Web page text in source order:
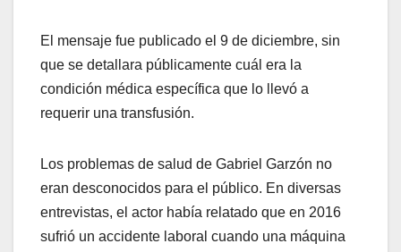
El mensaje fue publicado el 9 de diciembre, sin
que se detallara públicamente cuál era la
condición médica específica que lo llevó a
requerir una transfusión.
Los problemas de salud de Gabriel Garzón no
eran desconocidos para el público. En diversas
entrevistas, el actor había relatado que en 2016
sufrió un accidente laboral cuando una máquina